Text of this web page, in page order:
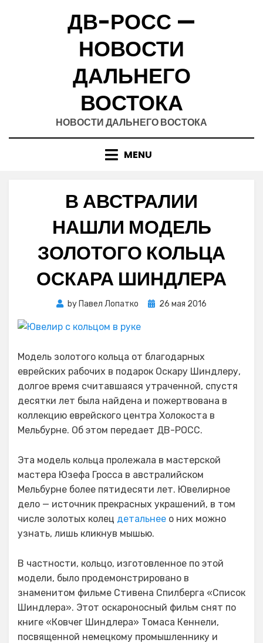
ДВ-РОСС —
НОВОСТИ
ДАЛЬНЕГО
ВОСТОКА
НОВОСТИ ДАЛЬНЕГО ВОСТОКА
MENU
В АВСТРАЛИИ
НАШЛИ МОДЕЛЬ
ЗОЛОТОГО КОЛЬЦА
ОСКАРА ШИНДЛЕРА
by Павел Лопатко
Posted
26 мая 2016
Модель золотого кольца от благодарных
еврейских рабочих в подарок Оскару Шиндлеру,
долгое время считавшаяся утраченной, спустя
десятки лет была найдена и пожертвована в
коллекцию еврейского центра Холокоста в
Мельбурне. Об этом передает ДВ-РОСС.
Эта модель кольца пролежала в мастерской
мастера Юзефа Гросса в австралийском
Мельбурне более пятидесяти лет. Ювелирное
дело — источник прекрасных украшений, в том
числе золотых колец детальнее о них можно
узнать, лишь кликнув мышью.
В частности, кольцо, изготовленное по этой
модели, было продемонстрировано в
знаменитом фильме Стивена Спилберга «Список
Шиндлера». Этот оскароносный фильм снят по
книге «Ковчег Шиндлера» Томаса Кеннели,
посвященной немецкому промышленнику и